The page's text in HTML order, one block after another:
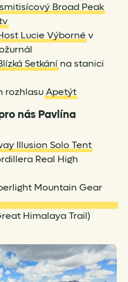
Broad Peak
Lucie Výbornév
Setkánína stanici
rozhlasuApetýt
nás Pavlína
Illusion Solo Tent
Real High
Mountain Gear
Himalaya Trail)